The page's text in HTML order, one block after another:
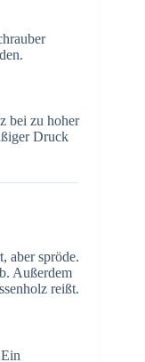
bei zu hoher
Druck
aber spröde.
Außerdem
reißt.